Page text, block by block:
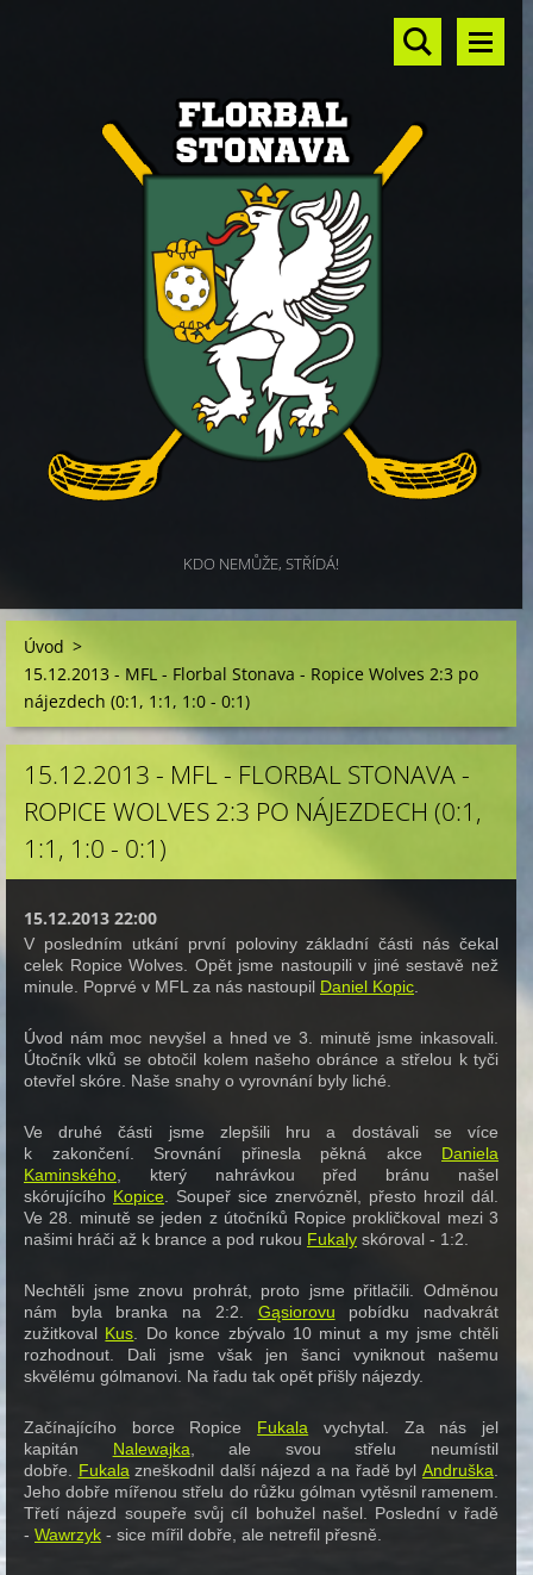
KDO NEMŮŽE, STŘÍDÁ!
Úvod >
15.12.2013 - MFL - Florbal Stonava - Ropice Wolves 2:3 po
nájezdech (0:1, 1:1, 1:0 - 0:1)
15.12.2013 - MFL - FLORBAL STONAVA -
ROPICE WOLVES 2:3 PO NÁJEZDECH (0:1,
1:1, 1:0 - 0:1)
15.12.2013 22:00
V posledním utkání první poloviny základní části nás čekal
celek Ropice Wolves. Opět jsme nastoupili v jiné sestavě než
minule. Poprvé v MFL za nás nastoupil Daniel Kopic
Úvod nám moc nevyšel a hned ve 3. minutě jsme inkasovali.
Útočník vlků se obtočil kolem našeho obránce a střelou k tyči
otevřel skóre. Naše snahy o vyrovnání byly liché.
Ve druhé části jsme zlepšili hru a dostávali se více
k zakončení. Srovnání přinesla pěkná akce Daniela
Kaminského , který nahrávkou před bránu našel
skórujícího Kopice . Soupeř sice znervózněl, přesto hrozil dál.
Ve 28. minutě se jeden z útočníků Ropice prokličkoval mezi 3
našimi hráči až k brance a pod rukou Fukaly skóroval - 1:2.
Nechtěli jsme znovu prohrát, proto jsme přitlačili. Odměnou
nám byla branka na 2:2. Gąsiorovu pobídku nadvakrát
zužitkoval Kus . Do konce zbývalo 10 minut a my jsme chtěli
rozhodnout. Dali jsme však jen šanci vyniknout našemu
skvělému gólmanovi. Na řadu tak opět přišly nájezdy.
Začínajícího borce Ropice Fukala vychytal. Za nás jel
kapitán Nalewajka , ale svou střelu neumístil
dobře. Fukala zneškodnil další nájezd a na řadě bylAndruška
Jeho dobře mířenou střelu do růžku gólman vytěsnil ramenem.
Třetí nájezd soupeře svůj cíl bohužel našel. Poslední v řadě
- Wawrzyk - sice mířil dobře, ale netrefil přesně.